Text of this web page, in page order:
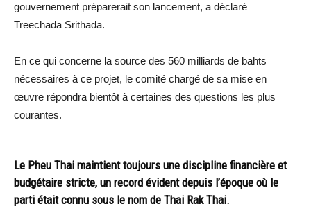
gouvernement préparerait son lancement, a déclaré
Treechada Srithada.
En ce qui concerne la source des 560 milliards de bahts
nécessaires à ce projet, le comité chargé de sa mise en
œuvre répondra bientôt à certaines des questions les plus
courantes.
Le Pheu Thai maintient toujours une discipline financière et
budgétaire stricte, un record évident depuis l’époque où le
parti était connu sous le nom de Thai Rak Thai.